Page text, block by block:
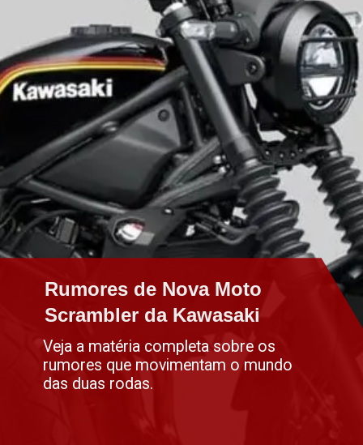
Rumores de Nova Moto
Scrambler da Kawasaki
Rumores de Nova Moto
Scrambler da Kawasaki
Veja a matéria completa sobre os
rumores que movimentam o mundo
das duas rodas.